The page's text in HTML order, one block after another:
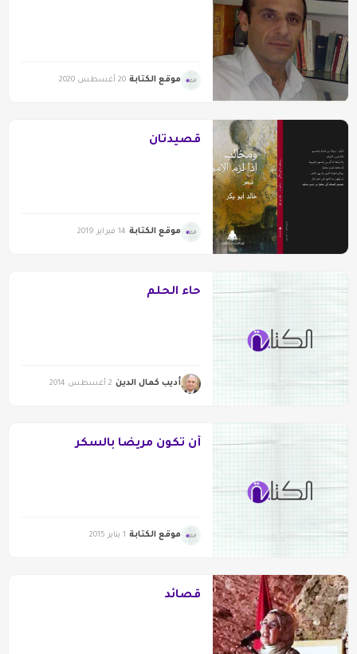
موقع الكتابة 20 أغسطس 2020
قصيدتان
موقع الكتابة 14 فبراير 2019
حاء الحلم
أديب كمال الدين 2 أغسطس 2014
أن تكون مريضا بالسكر
موقع الكتابة 1 يناير 2015
قصائد